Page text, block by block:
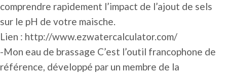
comprendre rapidement l’impact de l’ajout de sels
sur le pH de votre maische.
Lien : http://www.ezwatercalculator.com/
-Mon eau de brassage C’est l’outil francophone de
référence, développé par un membre de la